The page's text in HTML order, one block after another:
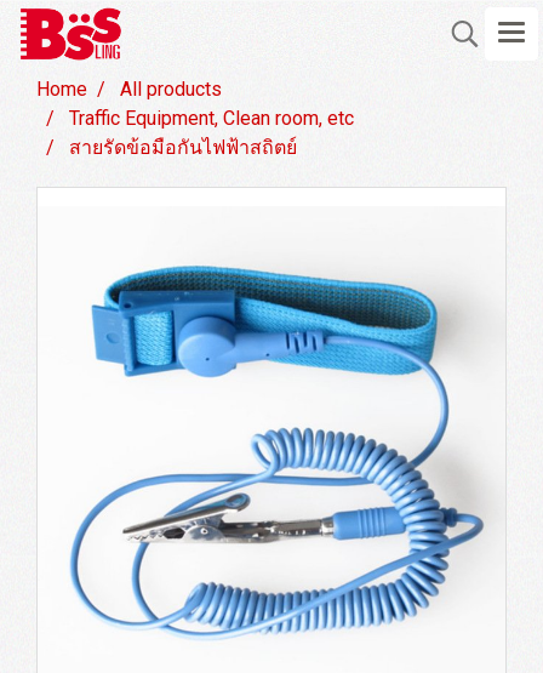
Home
All products
Traffic Equipment, Clean room, etc
สายรัดข้อมือกันไฟฟ้าสถิตย์